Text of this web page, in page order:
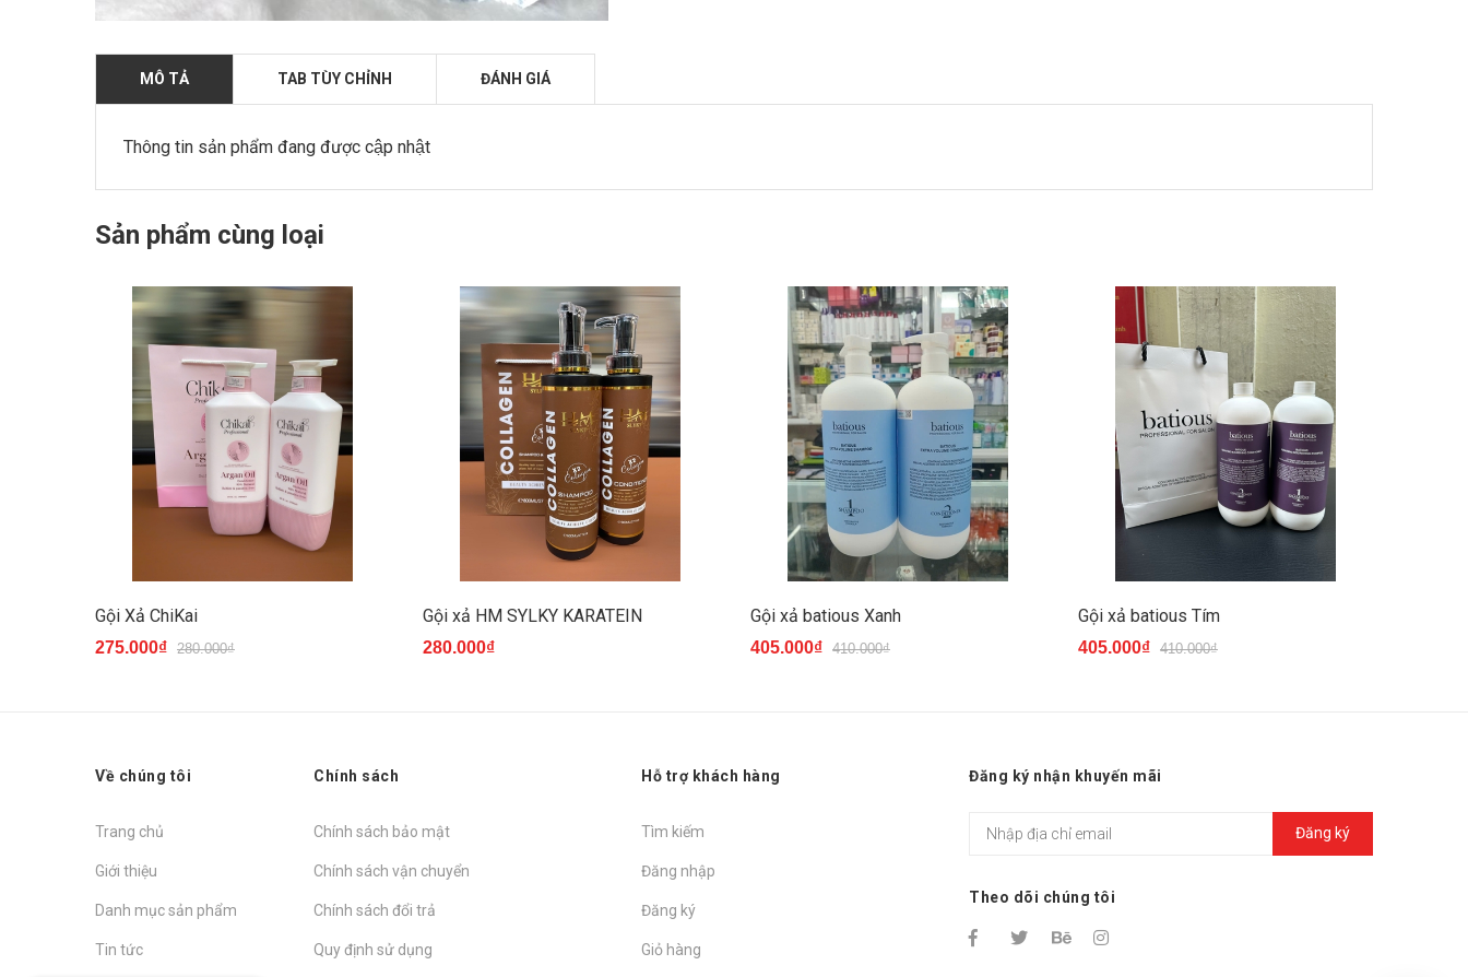
MÔ TẢ TAB TÙY CHỈNH ĐÁNH GIÁ
Thông tin sản phẩm đang được cập nhật
Sản phẩm cùng loại
Gội Xả ChiKai
275.000₫ 280.000₫
Gội xả HM SYLKY KARATEIN
280.000₫
Gội xả batious Xanh
405.000₫ 410.000₫
Gội xả batious Tím
405.000₫ 410.000₫
Về chúng tôi
Trang chủ
Giới thiệu
Danh mục sản phẩm
Tin tức
Chính sách
Chính sách bảo mật
Chính sách vận chuyển
Chính sách đổi trả
Quy định sử dụng
Hỗ trợ khách hàng
Tìm kiếm
Đăng nhập
Đăng ký
Giỏ hàng
Đăng ký nhận khuyến mãi
Đăng ký
Theo dõi chúng tôi